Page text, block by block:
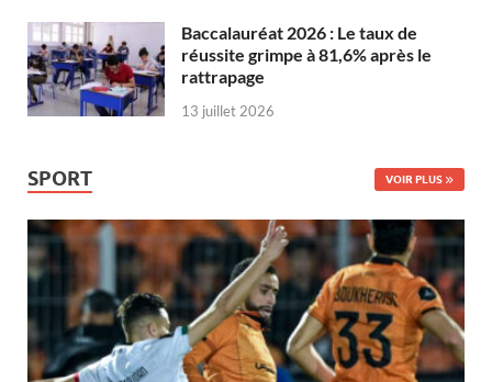
Baccalauréat 2026 : Le taux de
réussite grimpe à 81,6% après le
rattrapage
13 juillet 2026
SPORT VOIR PLUS